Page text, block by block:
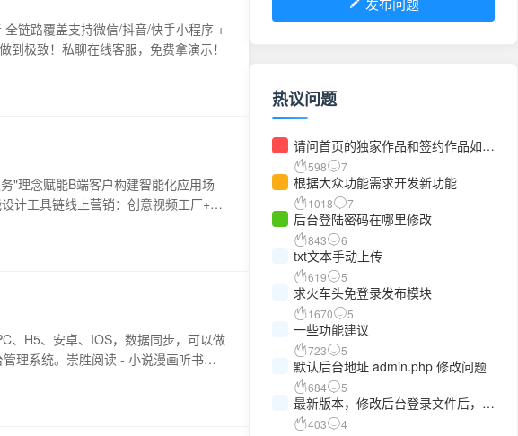
链路覆盖支持微信/抖音/快手小程序 +
极致！私聊在线客服，免费拿演示！
"理念赋能B端客户构建智能化应用场
计工具链线上营销：创意视频工厂+文
、H5、安卓、IOS，数据同步，可以做
理系统。崇胜阅读 - 小说漫画听书社
热议问题
请问首页的独家作品和签约作品如何
出现图片啊
598 7
根据大众功能需求开发新功能
1018 7
后台登陆密码在哪里修改
843 6
txt文本手动上传
619 5
求火车头免登录发布模块
1670 5
一些功能建议
723 5
默认后台地址 admin.php 修改问题
684 5
最新版本，修改后台登录文件后，一
直404页面
403 4